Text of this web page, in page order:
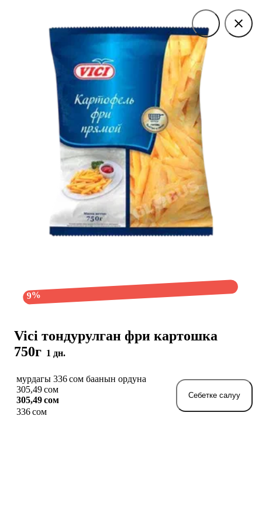
Vici тондурулган фри картошка
750г 1 дн.
9%
мурдагы 336 сом баанын ордуна
305,49 сом
305,49 сом
336 сом
Себетке салуу